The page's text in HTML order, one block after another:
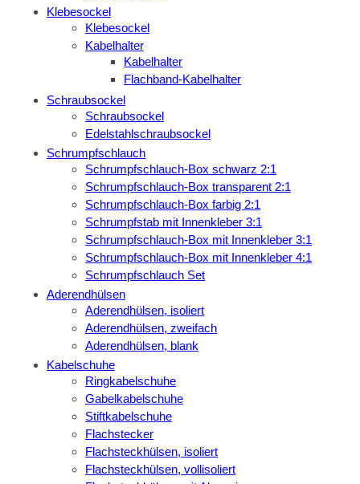
Klebesockel
Klebesockel
Kabelhalter
Kabelhalter
Flachband-Kabelhalter
Schraubsockel
Schraubsockel
Edelstahlschraubsockel
Schrumpfschlauch
Schrumpfschlauch-Box schwarz 2:1
Schrumpfschlauch-Box transparent 2:1
Schrumpfschlauch-Box farbig 2:1
Schrumpfstab mit Innenkleber 3:1
Schrumpfschlauch-Box mit Innenkleber 3:1
Schrumpfschlauch-Box mit Innenkleber 4:1
Schrumpfschlauch Set
Aderendhülsen
Aderendhülsen, isoliert
Aderendhülsen, zweifach
Aderendhülsen, blank
Kabelschuhe
Ringkabelschuhe
Gabelkabelschuhe
Stiftkabelschuhe
Flachstecker
Flachsteckhülsen, isoliert
Flachsteckhülsen, vollisoliert